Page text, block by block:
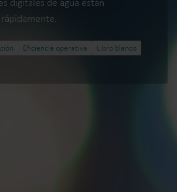
Eficiencia operativa Libro blanco